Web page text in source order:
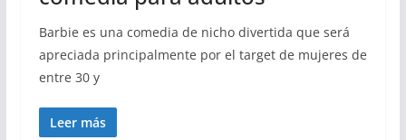
Barbie es una comedia de nicho divertida que será
apreciada principalmente por el target de mujeres de
entre 30 y
Leer más